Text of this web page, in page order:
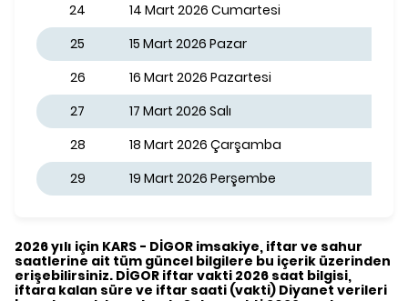
24
14 Mart 2026 Cumartesi
25
15 Mart 2026 Pazar
26
16 Mart 2026 Pazartesi
27
17 Mart 2026 Salı
28
18 Mart 2026 Çarşamba
29
19 Mart 2026 Perşembe
2026 yılı için KARS - DİGOR imsakiye, iftar ve sahur
saatlerine ait tüm güncel bilgilere bu içerik üzerinden
erişebilirsiniz. DİGOR iftar vakti 2026 saat bilgisi,
iftara kalan süre ve iftar saati (vakti) Diyanet verileri